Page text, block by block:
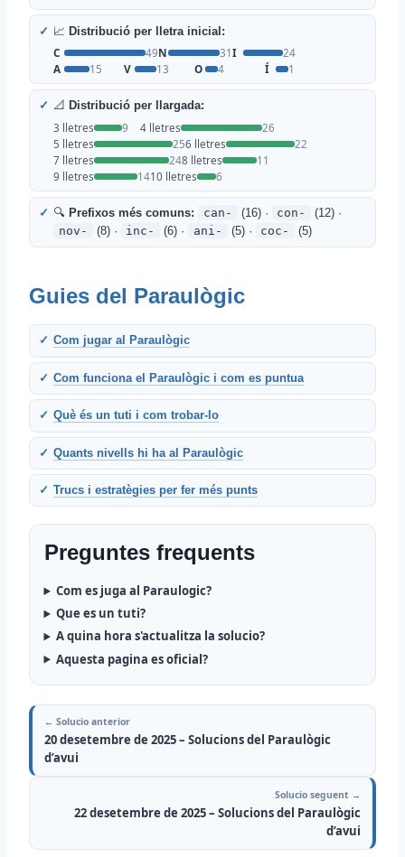
📈 Distribució per lletra inicial:
C 49N 31I
24
A
15 V 13 O 4 Í 1
📐 Distribució per llargada:
3 lletres 9 4 lletres
26
5 lletres
256 lletres
22
7 lletres
248 lletres
11
9 lletres
1410 lletres 6
🔍 Prefixos més comuns: can- (16) · con-
(12) ·
nov-
(8) · inc- (6) · ani- (5) · coc- (5)
Guies del Paraulògic
Com jugar al Paraulògic
Com funciona el Paraulògic i com es puntua
Què és un tuti i com trobar-lo
Quants nivells hi ha al Paraulògic
Trucs i estratègies per fer més punts
Preguntes frequents
Com es juga al Paraulogic?
Que es un tuti?
A quina hora s'actualitza la solucio?
Aquesta pagina es oficial?
← Solucio anterior
20 desetembre de 2025 – Solucions del Paraulògic
d’avui
Solucio seguent →
22 desetembre de 2025 – Solucions del Paraulògic
d’avui